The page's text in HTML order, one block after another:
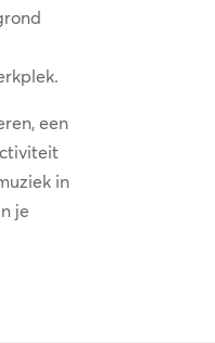
een
in
je